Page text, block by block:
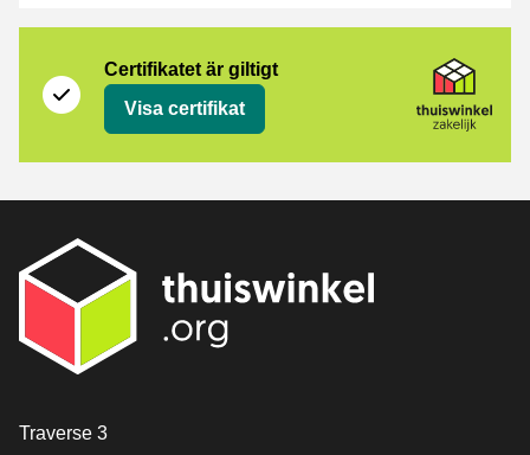
Certifikatet är giltigt
Visa certifikat
[_General:Contact]
Traverse 3